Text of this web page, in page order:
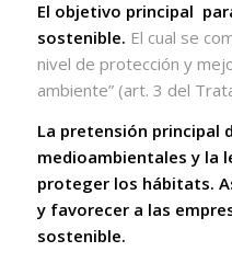
El objetivo principal
sostenible. El cual se
nivel de protección y
ambiente” (art. 3 del
La pretensión principal
medioambientales y la
proteger los hábitats.
y favorecer a las
sostenible.